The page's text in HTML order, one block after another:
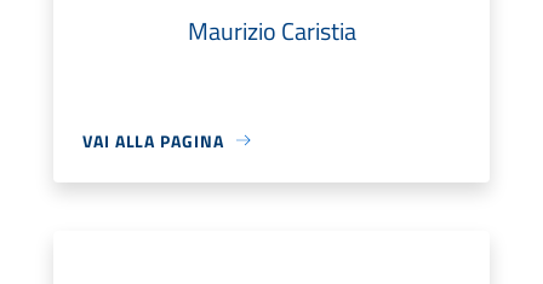
Maurizio Caristia
VAI ALLA PAGINA